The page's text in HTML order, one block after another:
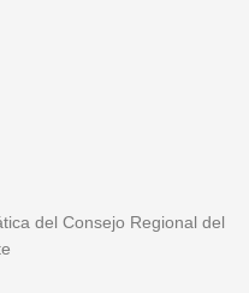
del Consejo Regional del